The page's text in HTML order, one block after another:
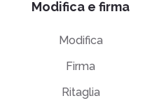
Modifica e firma
Modifica
Firma
Ritaglia